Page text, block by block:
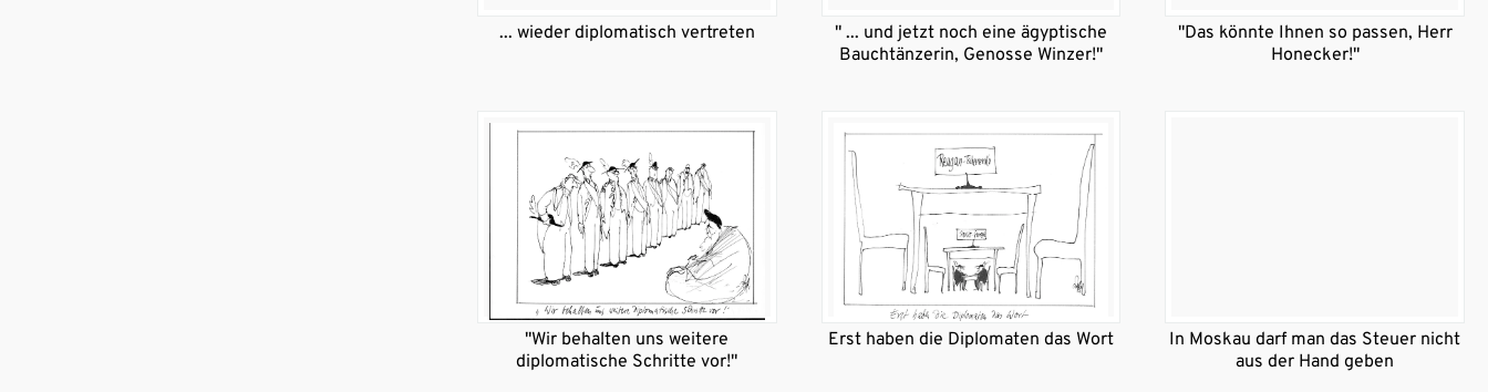
... wieder diplomatisch vertreten
" ... und jetzt noch eine ägyptische
Bauchtänzerin, Genosse Winzer!"
"Das könnte Ihnen so passen, Herr
Honecker!"
"Wir behalten uns weitere
diplomatische Schritte vor!"
Erst haben die Diplomaten das Wort
In Moskau darf man das Steuer nicht
aus der Hand geben